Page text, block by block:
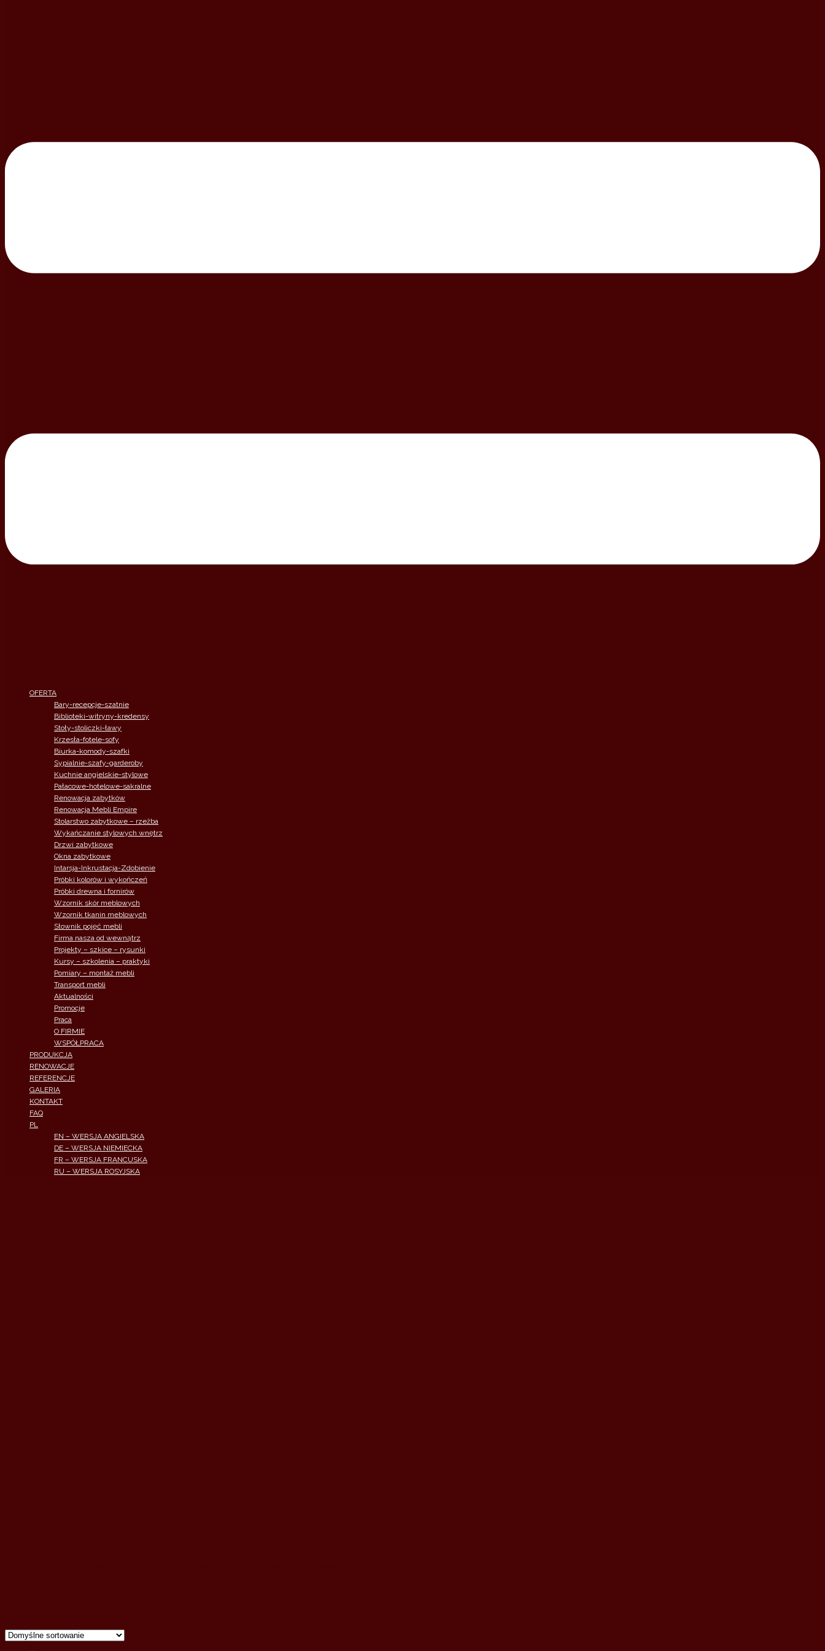
OFERTA
Bary-recepcje-szatnie
Biblioteki-witryny-kredensy
Stoły-stoliczki-ławy
Krzesła-fotele-sofy
Biurka-komody-szafki
Sypialnie-szafy-garderoby
Kuchnie angielskie-stylowe
Pałacowe-hotelowe-sakralne
Renowacja zabytków
Renowacja Mebli Empire
Stolarstwo zabytkowe – rzeżba
Wykańczanie stylowych wnętrz
Drzwi zabytkowe
Okna zabytkowe
Intarsja-Inkrustacja-Zdobienie
Próbki kolorów i wykończeń
Próbki drewna i fornirów
Wzornik skór meblowych
Wzornik tkanin meblowych
Słownik pojęć mebli
Firma nasza od wewnątrz
Projekty – szkice – rysunki
Kursy – szkolenia – praktyki
Pomiary – montaż mebli
Transport mebli
Aktualności
Promocje
Praca
O FIRMIE
WSPÓŁPRACA
PRODUKCJA
RENOWACJE
REFERENCJE
GALERIA
KONTAKT
FAQ
PL
EN – WERSJA ANGIELSKA
DE – WERSJA NIEMIECKA
FR – WERSJA FRANCUSKA
RU – WERSJA ROSYJSKA